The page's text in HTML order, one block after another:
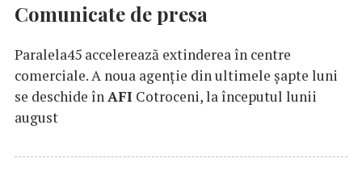
Comunicate de presa
Paralela45 accelerează extinderea în centre
comerciale. A noua agenție din ultimele șapte luni
se deschide înAFI Cotroceni, la începutul lunii
august